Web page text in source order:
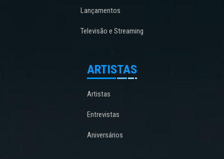
Lançamentos
Televisão e Streaming
ARTISTAS
Artistas
Entrevistas
Aniversários